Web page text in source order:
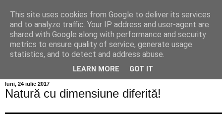
Info MILEANCA
BINE AȚI VENIT! *Jurnal online de informație și opinie;
Vineri 07 August, 2026
luni, 24 iulie 2017
Natură cu dimensiune diferită!
This site uses cookies from Google to deliver its services
and to analyze traffic. Your IP address and user-agent are
shared with Google along with performance and security
metrics to ensure quality of service, generate usage
statistics, and to detect and address abuse.
LEARN MORE GOT IT